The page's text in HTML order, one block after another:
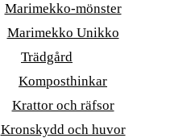
Marimekko-mönster
Marimekko Unikko
Trädgård
Komposthinkar
Krattor och räfsor
Kronskydd och huvor